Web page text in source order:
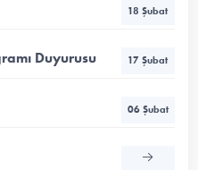
18 Şubat
Duyurusu 17 Şubat
06 Şubat